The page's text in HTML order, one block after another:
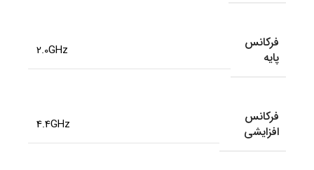
فرکانس
پایه
2.0GHz
فرکانس
افزایشی
4.4GHz